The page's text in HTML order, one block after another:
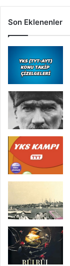
Son Eklenenler